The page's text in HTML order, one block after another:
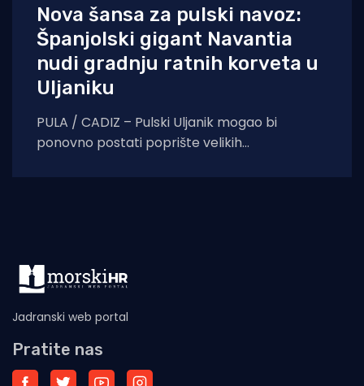
Nova šansa za pulski navoz:
Španjolski gigant Navantia
nudi gradnju ratnih korveta u
Uljaniku
PULA / CADIZ – Pulski Uljanik mogao bi
ponovno postati poprište velikih
Jadranski web portal
Pratite nas